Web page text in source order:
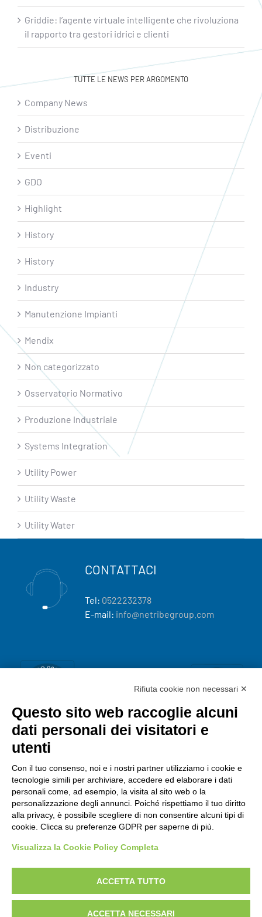
Griddie: l’agente virtuale intelligente che rivoluziona
il rapporto tra gestori idrici e clienti
TUTTE LE NEWS PER ARGOMENTO
Company News
Distribuzione
Eventi
GDO
Highlight
History
History
Industry
Manutenzione Impianti
Mendix
Non categorizzato
Osservatorio Normativo
Produzione Industriale
Systems Integration
Utility Power
Utility Waste
Utility Water
CONTATTACI
Tel: 0522232378
E-mail: info@netribegroup.com
Rifiuta cookie non necessari ✕
Questo sito web raccoglie alcuni
dati personali dei visitatori e
utenti
Con il tuo consenso, noi e i nostri partner utilizziamo i cookie e
tecnologie simili per archiviare, accedere ed elaborare i dati
personali come, ad esempio, la visita al sito web o la
personalizzazione degli annunci. Poiché rispettiamo il tuo diritto
alla privacy, è possibile scegliere di non consentire alcuni tipi di
cookie. Clicca su preferenze GDPR per saperne di più.
Visualizza la Cookie Policy Completa
ACCETTA TUTTO
ACCETTA NECESSARI